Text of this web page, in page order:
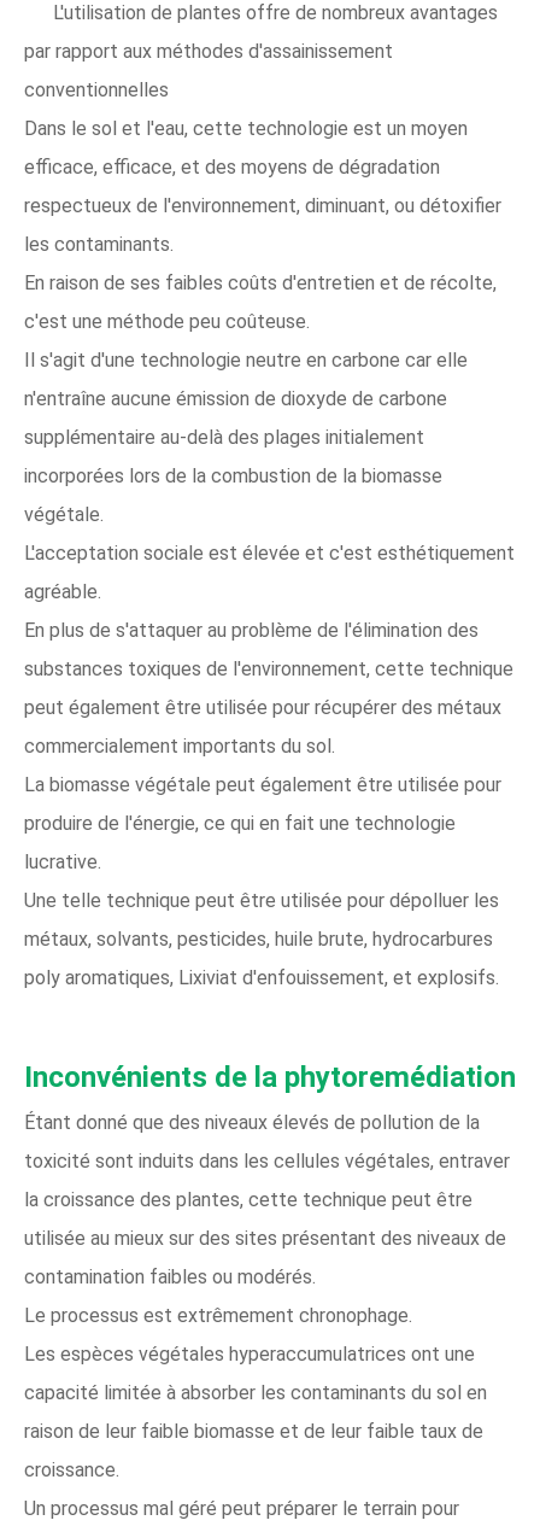
L'utilisation de plantes offre de nombreux avantages
par rapport aux méthodes d'assainissement
conventionnelles
Dans le sol et l'eau, cette technologie est un moyen
efficace, efficace, et des moyens de dégradation
respectueux de l'environnement, diminuant, ou détoxifier
les contaminants.
En raison de ses faibles coûts d'entretien et de récolte,
c'est une méthode peu coûteuse.
Il s'agit d'une technologie neutre en carbone car elle
n'entraîne aucune émission de dioxyde de carbone
supplémentaire au-delà des plages initialement
incorporées lors de la combustion de la biomasse
végétale.
L'acceptation sociale est élevée et c'est esthétiquement
agréable.
En plus de s'attaquer au problème de l'élimination des
substances toxiques de l'environnement, cette technique
peut également être utilisée pour récupérer des métaux
commercialement importants du sol.
La biomasse végétale peut également être utilisée pour
produire de l'énergie, ce qui en fait une technologie
lucrative.
Une telle technique peut être utilisée pour dépolluer les
métaux, solvants, pesticides, huile brute, hydrocarbures
poly aromatiques, Lixiviat d'enfouissement, et explosifs.
Inconvénients de la phytoremédiation
Étant donné que des niveaux élevés de pollution de la
toxicité sont induits dans les cellules végétales, entraver
la croissance des plantes, cette technique peut être
utilisée au mieux sur des sites présentant des niveaux de
contamination faibles ou modérés.
Le processus est extrêmement chronophage.
Les espèces végétales hyperaccumulatrices ont une
capacité limitée à absorber les contaminants du sol en
raison de leur faible biomasse et de leur faible taux de
croissance.
Un processus mal géré peut préparer le terrain pour